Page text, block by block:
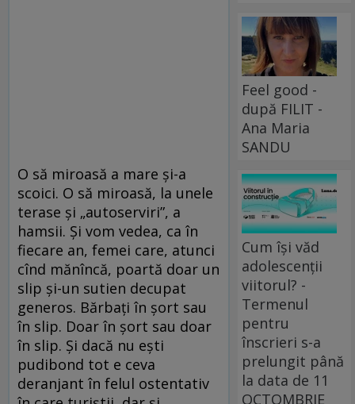
O să miroasă a mare și-a
scoici. O să miroasă, la unele
terase și „autoserviri”, a
hamsii. Și vom vedea, ca în
fiecare an, femei care, atunci
cînd mănîncă, poartă doar un
slip și-un sutien decupat
generos. Bărbați în șort sau
în slip. Doar în șort sau doar
în slip. Și dacă nu ești
pudibond tot e ceva
deranjant în felul ostentativ
Feel good -
după FILIT -
Ana Maria
SANDU
Cum își văd
adolescenții
viitorul? -
Termenul
pentru
înscrieri s-a
prelungit până
la data de 11
OCTOMBRIE